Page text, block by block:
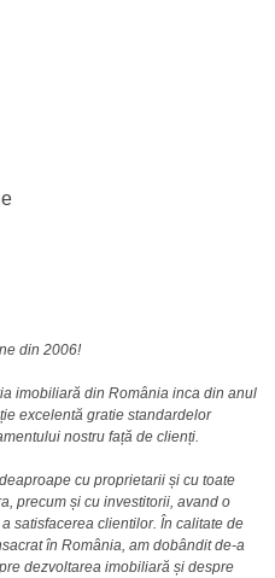
din 2006!
imobiliară din România inca din anul
excelentă gratie standardelor
nostru față de clienți.
cu proprietarii și cu toate
precum și cu investitorii, avand o
satisfacerea clientilor. În calitate de
în România, am dobândit de-a
dezvoltarea imobiliară și despre